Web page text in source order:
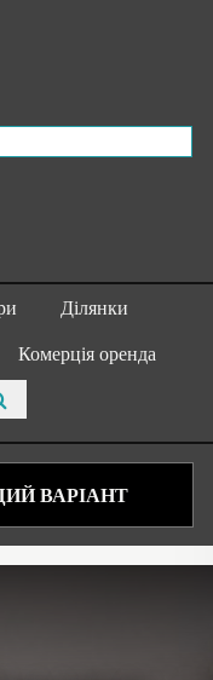
Ділянки
Комерція оренда
ВАРІАНТ